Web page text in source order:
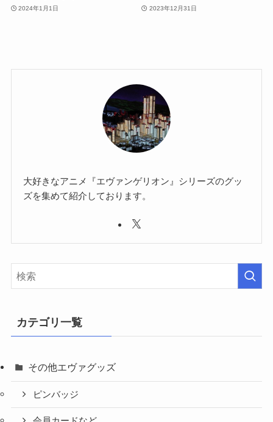
2024年1月1日 2023年12月31日
大好きなアニメ『エヴァンゲリオン』シリーズのグッ
ズを集めて紹介しております。
カテゴリ一覧
その他エヴァグッズ
ピンバッジ